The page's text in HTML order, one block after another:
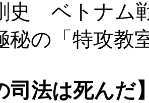
ベトナム
秘の「特攻教
司法は死んだ